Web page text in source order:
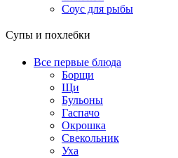
Соус для рыбы
Супы и похлебки
Все первые блюда
Борщи
Щи
Бульоны
Гаспачо
Окрошка
Свекольник
Уха